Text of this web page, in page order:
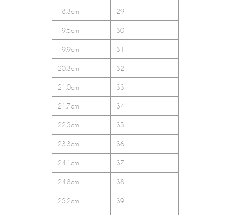
18,3cm 29
19,5cm 30
19,9cm 31
20,3cm 32
21,0cm 33
21,7cm 34
22,5cm 35
23,3cm 36
24,1cm 37
24,8cm 38
25,2cm 39